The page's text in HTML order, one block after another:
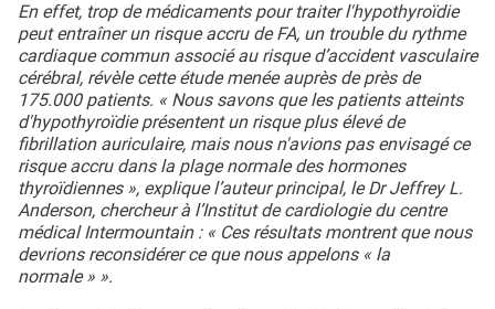
En effet, trop de médicaments pour traiter l'hypothyroïdie
peut entraîner un risque accru de FA, un trouble du rythme
cardiaque commun associé au risque d’accident vasculaire
cérébral, révèle cette étude menée auprès de près de
175.000 patients. « Nous savons que les patients atteints
d'hypothyroïdie présentent un risque plus élevé de
fibrillation auriculaire, mais nous n'avions pas envisagé ce
risque accru dans la plage normale des hormones
thyroïdiennes », explique l’auteur principal, le Dr Jeffrey L.
Anderson, chercheur à l’Institut de cardiologie du centre
médical Intermountain : « Ces résultats montrent que nous
devrions reconsidérer ce que nous appelons « la
normale » ».